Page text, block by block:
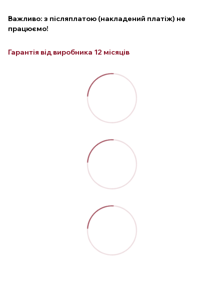
Важливо: з післяплатою (накладений платіж) не
працюємо!
Гарантія від виробника 12 місяців